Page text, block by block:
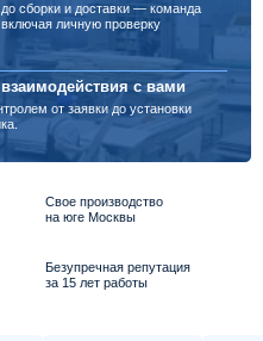
сборки и доставки — команда
личную проверку
с вами
от заявки до установки
Свое производство
на юге Москвы
Безупречная репутация
за 15 лет работы